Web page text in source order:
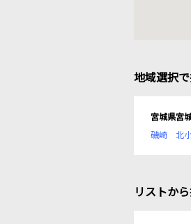
地域選択
宮城県宮
磯崎
北
リストか